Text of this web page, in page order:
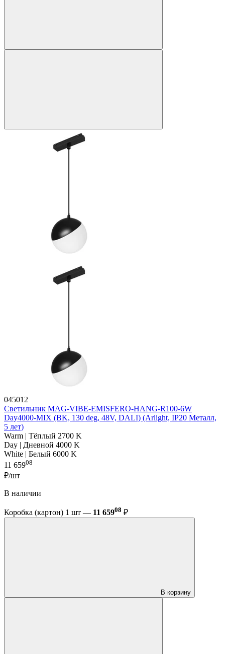
045012
Светильник MAG-VIBE-EMISFERO-HANG-R100-6W
Day4000-MIX (BK, 130 deg, 48V, DALI) (Arlight, IP20 Металл,
5 лет)
Warm | Тёплый 2700 K
Day | Дневной 4000 K
White | Белый 6000 K
11 65908
₽/шт
В наличии
Коробка (картон) 1 шт — 11 65908 ₽
В корзину